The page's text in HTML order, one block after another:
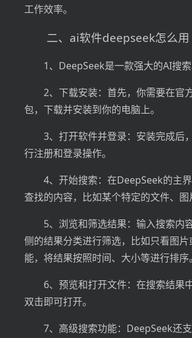
工作效率。
二、ai软件deepseek怎么用
1、DeepSeek是一款强大的AI搜
2、下载安装：首先，你需要在官
包，下载并安装到你的电脑上。
3、打开软件并登录：安装完成后
行注册和登录操作。
4、开始搜索：在DeepSeek的主
查找的内容，比如某个特定的文件、图
5、浏览和筛选结果：输入搜索内
侧的结果分类进行筛选，比如只看图
能，将结果按照时间、大小等进行排序。
6、预览和打开文件：在搜索结果
双击即可打开。
7、高级搜索功能：DeepSeek还